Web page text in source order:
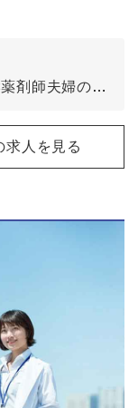
師夫婦の関係
人を見る